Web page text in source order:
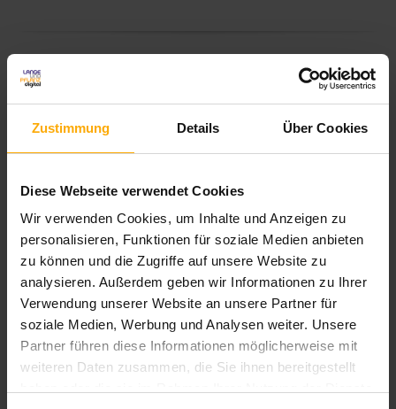
Zustimmung Details Über Cookies
Diese Webseite verwendet Cookies
Wir verwenden Cookies, um Inhalte und Anzeigen zu
personalisieren, Funktionen für soziale Medien anbieten
zu können und die Zugriffe auf unsere Website zu
analysieren. Außerdem geben wir Informationen zu Ihrer
Verwendung unserer Website an unsere Partner für
soziale Medien, Werbung und Analysen weiter. Unsere
Partner führen diese Informationen möglicherweise mit
weiteren Daten zusammen, die Sie ihnen bereitgestellt
erstellen und denken über
funktioniert ganz einfach.
zu können, benötigen Sie lediglich ein Google-Konto.
Hier finden Sie den Website-Baukasten der
Suchmaschine, wählen eine Vorlage oder leeres
Template aus, ergänzen weitere Wunsch-Elemente via
Drag-and-Drop und können so Ihre eigene Google
Website beliebig gestalten. Bleibt nur die Frage:
Lohnt das?